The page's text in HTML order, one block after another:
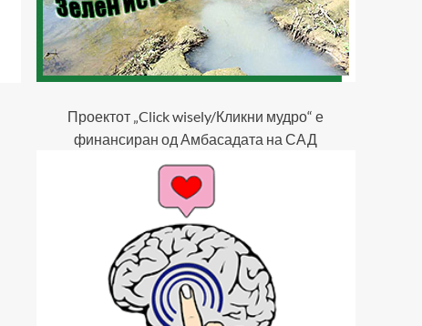
Проектот „Click wisely/Кликни мудро“ е
финансиран од Амбасадата на САД